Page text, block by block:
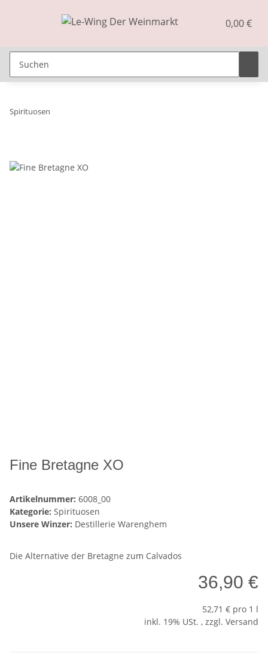
0,00 €
Spirituosen
Fine Bretagne XO
Artikelnummer: 6008_00
Kategorie: Spirituosen
Unsere Winzer: Destillerie Warenghem
Die Alternative der Bretagne zum Calvados
36,90 €
52,71 € pro 1 l
inkl. 19% USt. , zzgl. Versand